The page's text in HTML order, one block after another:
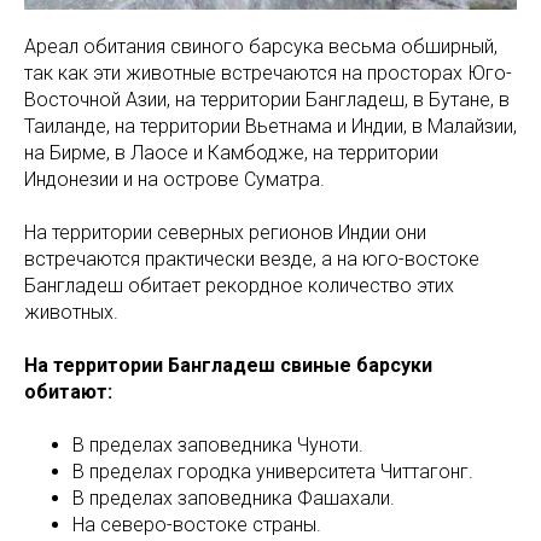
Ареал обитания свиного барсука весьма обширный,
так как эти животные встречаются на просторах Юго-
Восточной Азии, на территории Бангладеш, в Бутане, в
Таиланде, на территории Вьетнама и Индии, в Малайзии,
на Бирме, в Лаосе и Камбодже, на территории
Индонезии и на острове Суматра.
На территории северных регионов Индии они
встречаются практически везде, а на юго-востоке
Бангладеш обитает рекордное количество этих
животных.
На территории Бангладеш свиные барсуки
обитают:
В пределах заповедника Чуноти.
В пределах городка университета Читтагонг.
В пределах заповедника Фашахали.
На северо-востоке страны.